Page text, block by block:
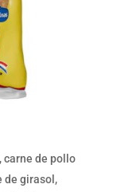
carne de pollo
de girasol,